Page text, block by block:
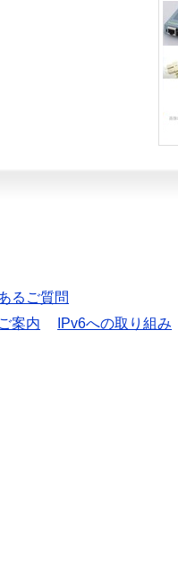
るご質問
案内
IPv6への取り組み